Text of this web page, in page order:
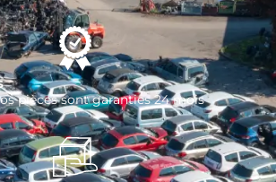
pièces sont garanties 24 mois